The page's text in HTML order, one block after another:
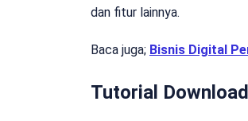
dan fitur lainnya.
Baca juga; Bisnis Digital
Tutorial